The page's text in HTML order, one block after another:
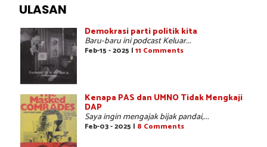
ULASAN
Demokrasi parti politik kita
Baru-baru ini podcast Keluar...
Feb-15 - 2025 | 11 Comments
Kenapa PAS dan UMNO Tidak Mengkaji
DAP
Saya ingin mengajak bijak pandai,...
Feb-03 - 2025 | 8 Comments